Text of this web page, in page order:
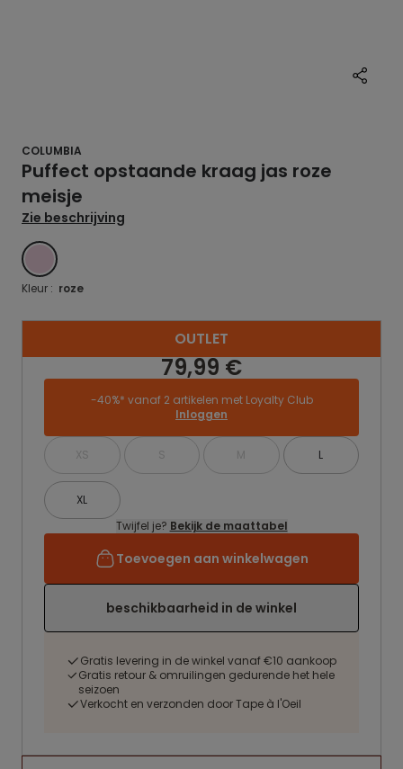
COLUMBIA
Puffect opstaande kraag jas roze
meisje
Zie beschrijving
ROZE
Kleur : roze
OUTLET
79,99 €
-40%* vanaf 2 artikelen met Loyalty Club
Inloggen
XS S M L
XL
Twijfel je? Bekijk de maattabel
Toevoegen aan winkelwagen
beschikbaarheid in de winkel
Gratis levering in de winkel vanaf €10 aankoop
Gratis retour & omruilingen gedurende het hele
seizoen
Verkocht en verzonden door Tape à l'Oeil